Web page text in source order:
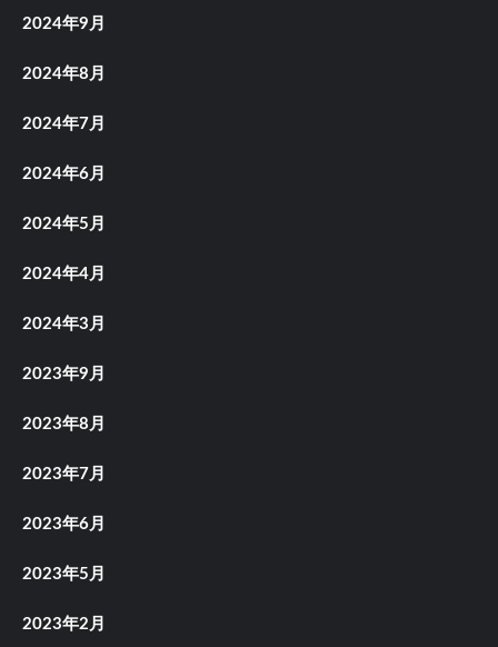
2024年9月
2024年8月
2024年7月
2024年6月
2024年5月
2024年4月
2024年3月
2023年9月
2023年8月
2023年7月
2023年6月
2023年5月
2023年2月